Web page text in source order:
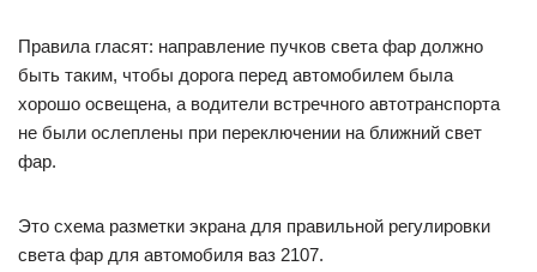
Правила гласят: направление пучков света фар должно
быть таким, чтобы дорога перед автомобилем была
хорошо освещена, а водители встречного автотранспорта
не были ослеплены при переключении на ближний свет
фар.
Это схема разметки экрана для правильной регулировки
света фар для автомобиля ваз 2107.